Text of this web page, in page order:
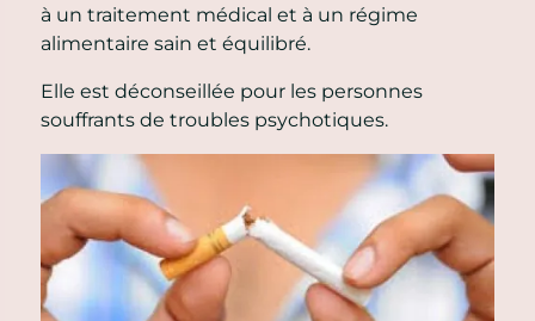
à un traitement médical et à un régime
alimentaire sain et équilibré.
Elle est déconseillée pour les personnes
souffrants de troubles psychotiques.